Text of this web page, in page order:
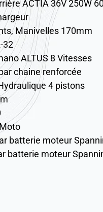
ACTIA 36V 250W
Manivelles 170mm
32
ALTUS 8 Vitesses
chaine renforcée
4 pistons
batterie moteur
batterie moteur